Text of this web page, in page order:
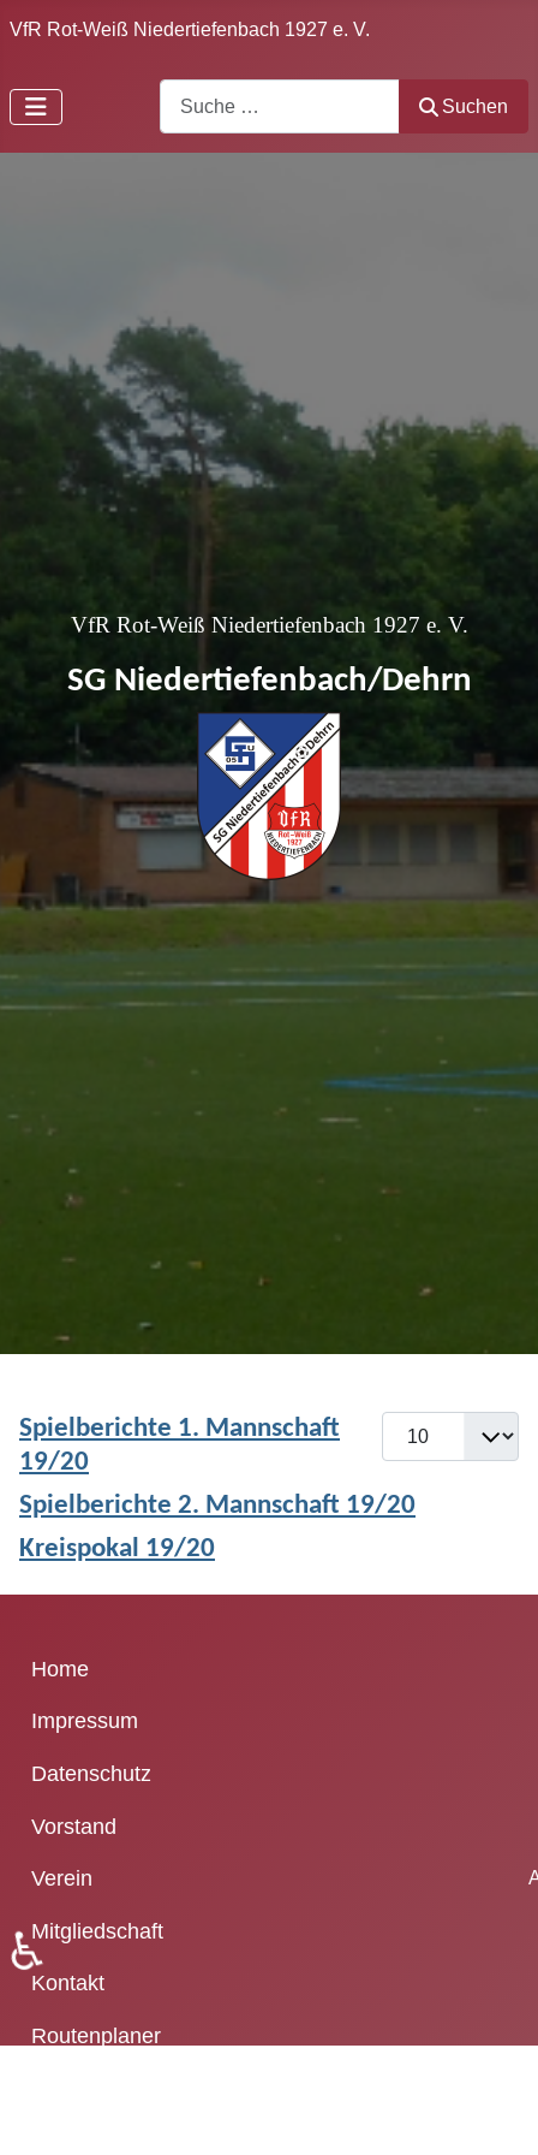
VfR Rot-Weiß Niedertiefenbach 1927 e. V.
Suchen
VfR Rot-Weiß Niedertiefenbach 1927 e. V.
SG Niedertiefenbach/Dehrn
Anzeige #
Spielberichte 1. Mannschaft
19/20
Spielberichte 2. Mannschaft 19/20
Kreispokal 19/20
Home
Impressum
Datenschutz
Vorstand
Verein
Mitgliedschaft
Kontakt
Routenplaner